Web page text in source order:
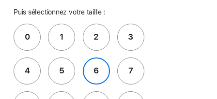
Puis sélectionnez votre taille :
0 1 2 3
4 5 6 7